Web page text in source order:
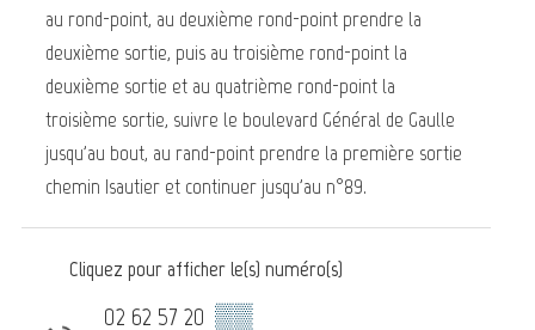
au rond-point, au deuxième rond-point prendre la
deuxième sortie, puis au troisième rond-point la
deuxième sortie et au quatrième rond-point la
troisième sortie, suivre le boulevard Général de Gaulle
jusqu'au bout, au rand-point prendre la première sortie
chemin Isautier et continuer jusqu'au n°89.
Cliquez pour afficher le(s) numéro(s)
02 62 57 20 ▒▒